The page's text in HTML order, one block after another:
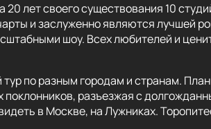
лет своего существования 10
и заслуженно являются лучшей
шоу. Всех любителей и
по разным городам и странам.
поклонников, разъезжая с
в Москве, на Лужниках.